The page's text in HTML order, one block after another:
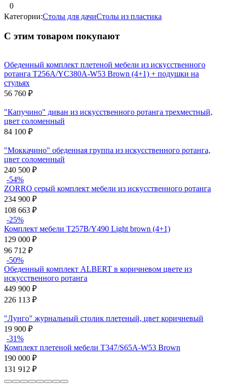
0
Категории:Столы для дачиСтолы из пластика
С этим товаром покупают
Обеденный комплект плетеной мебели из искусственного
ротанга T256A/YC380A-W53 Brown (4+1) + подушки на
стульях
56 760 ₽
"Капучино" диван из искусственного ротанга трехместный,
цвет соломенный
84 100 ₽
"Моккачино" обеденная группа из искусственного ротанга,
цвет соломенный
240 500 ₽
-54%
ZORRO серый комплект мебели из искусственного ротанга
234 900 ₽
108 663 ₽
-25%
Комплект мебели T257B/Y490 Light brown (4+1)
129 000 ₽
96 712 ₽
-50%
Обеденный комплект ALBERT в коричневом цвете из
искусственного ротанга
449 900 ₽
226 113 ₽
"Лунго" журнальный столик плетеный, цвет коричневый
19 900 ₽
-31%
Комплект плетеной мебели T347/S65A-W53 Brown
190 000 ₽
131 912 ₽